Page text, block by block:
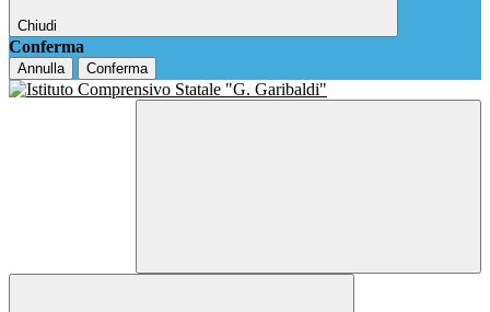
Chiudi
Conferma
Annulla Conferma